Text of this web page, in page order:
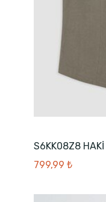
S6KK08Z8 HAKİ
799,99 ₺